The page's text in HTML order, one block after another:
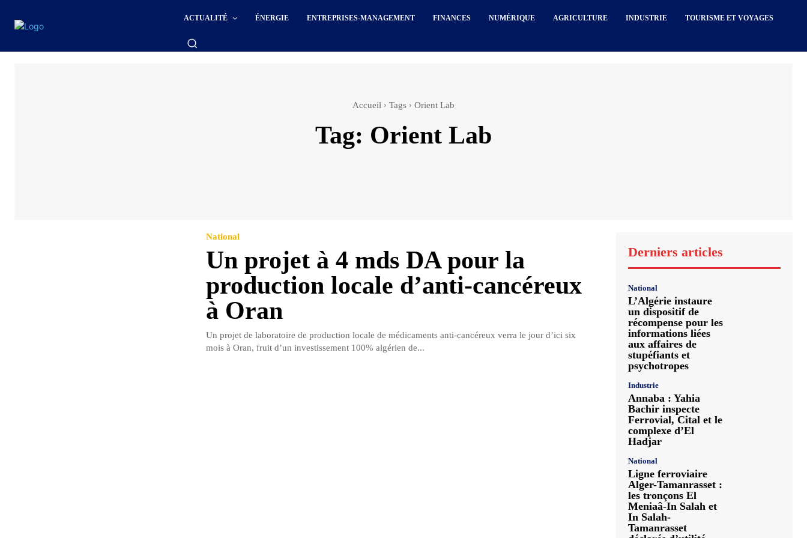
ACTUALITÉ ÉNERGIE ENTREPRISES-MANAGEMENT FINANCES NUMÉRIQUE AGRICULTURE INDUSTRIE TOURISME ET VOYAGES
Accueil Tags Orient Lab
Tag: Orient Lab
National
Un projet à 4 mds DA pour la
production locale d’anti-cancéreux
à Oran
Un projet de laboratoire de production locale de médicaments anti-cancéreux verra le jour d’ici six
mois à Oran, fruit d’un investissement 100% algérien de...
Derniers articles
National
L’Algérie instaure
un dispositif de
récompense pour les
informations liées
aux affaires de
stupéfiants et
psychotropes
Industrie
Annaba : Yahia
Bachir inspecte
Ferrovial, Cital et le
complexe d’El
Hadjar
National
Ligne ferroviaire
Alger-Tamanrasset :
les tronçons El
Meniaâ-In Salah et
In Salah-
Tamanrasset